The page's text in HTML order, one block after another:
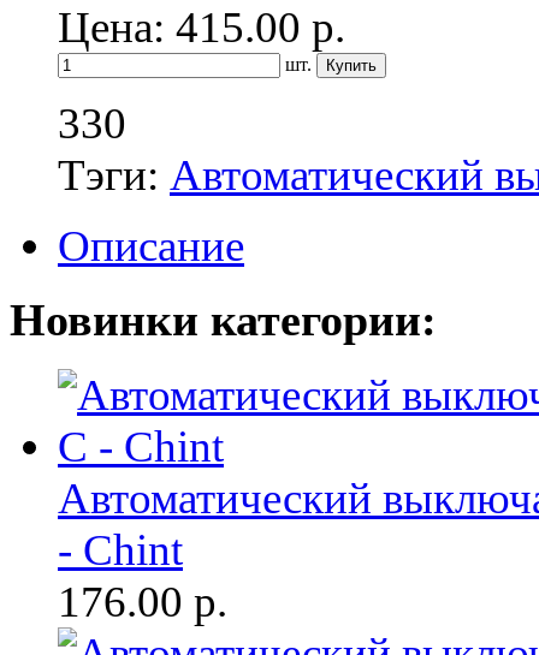
Цена: 415.00 р.
шт.
330
Тэги: Автоматический
Описание
Новинки категории:
Автоматический
- Chint
176.00 р.